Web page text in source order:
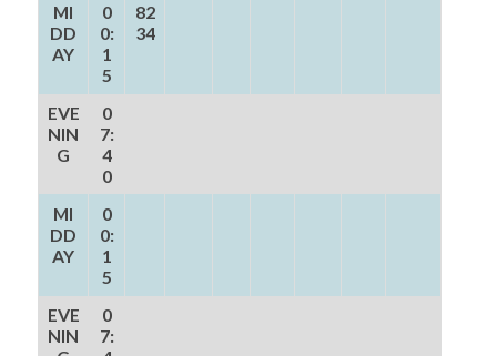
MI
DD
AY
0
0:
1
5
82
34
EVE
NIN
G
0
7:
4
0
MI
DD
AY
0
0:
1
5
EVE
NIN
0
7: